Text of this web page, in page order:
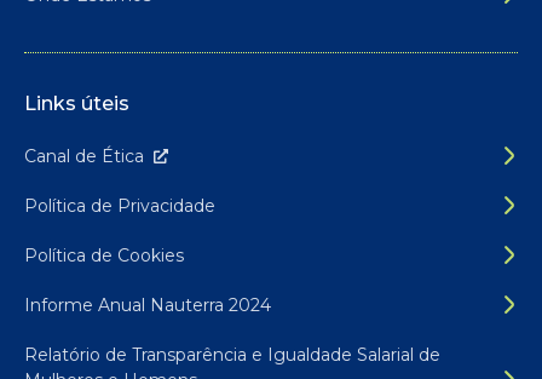
Links úteis
Canal de Ética
Política de Privacidade
Política de Cookies
Informe Anual Nauterra 2024
Relatório de Transparência e Igualdade Salarial de